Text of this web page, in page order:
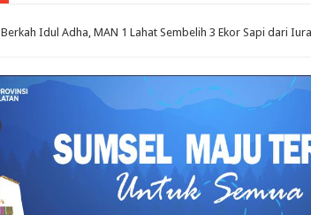
Berkah Idul Adha, MAN 1 Lahat Sembelih 3 Ekor Sapi dari